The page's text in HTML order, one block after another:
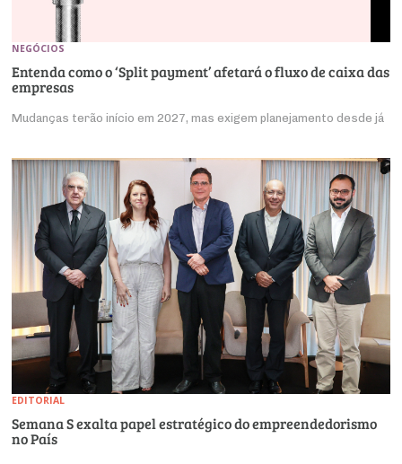
NEGÓCIOS
Entenda como o ‘Split payment’ afetará o fluxo de caixa das
empresas
Mudanças terão início em 2027, mas exigem planejamento desde já
EDITORIAL
Semana S exalta papel estratégico do empreendedorismo
no País